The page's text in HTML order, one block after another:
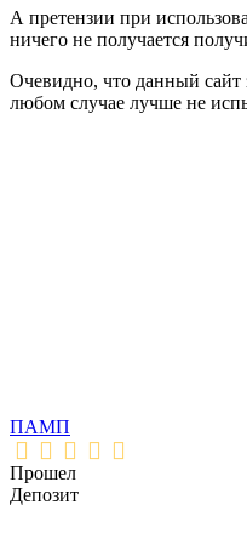
А претензии при
ничего не получается
Очевидно, что данный сайт
любом случае лучше не
ПАМП
Прошел
Депозит